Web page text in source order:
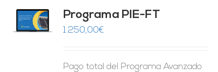
Programa PIE-FT
1.250,00€
Pago total del Programa Avanzado